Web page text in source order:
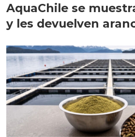
AquaChile se
y les devuelven